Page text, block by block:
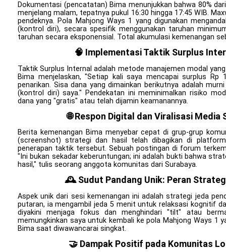
Dokumentasi (pencatatan) Bima menunjukkan bahwa 80%
menjelang malam, tepatnya pukul 16:30 hingga 17:45 WIB.
pendeknya. Pola Mahjong Ways 1 yang digunakan
(kontrol diri), secara spesifik menggunakan taruhan
taruhan secara eksponensial. Total akumulasi kemenangan
🧠 Implementasi Taktik Surplus
Taktik Surplus Internal adalah metode manajemen modal
Bima menjelaskan, "Setiap kali saya mencapai surplus Rp
penarikan. Sisa dana yang dimainkan berikutnya adalah
(kontrol diri) saya." Pendekatan ini meminimalkan risiko
dana yang "gratis" atau telah dijamin keamanannya.
🌐 Respon Digital dan Viralisasi
Berita kemenangan Bima menyebar cepat di grup-grup
(screenshot) strategi dan hasil telah dibagikan di
penerapan taktik tersebut. Sebuah postingan di forum
"Ini bukan sekadar keberuntungan; ini adalah bukti bahwa
hasil," tulis seorang anggota komunitas dari Surabaya.
🕰️ Sudut Pandang Unik: Peran
Aspek unik dari sesi kemenangan ini adalah strategi jeda
putaran, ia mengambil jeda 5 menit untuk relaksasi kognitif
diyakini menjaga fokus dan menghindari "tilt" atau
memungkinkan saya untuk kembali ke pola Mahjong Ways 1
Bima saat diwawancarai singkat.
🤝 Dampak Positif pada Komunitas